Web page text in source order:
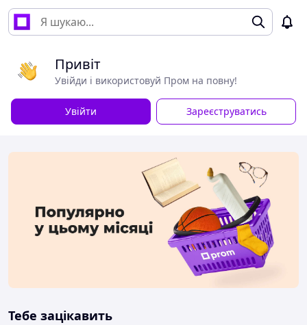
Привіт
Увійди і використовуй Пром на повну!
Увійти Зареєструватись
Тебе зацікавить